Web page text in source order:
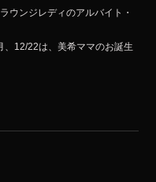
ウンジレディのアルバイト・
12/22は、美希ママのお誕生